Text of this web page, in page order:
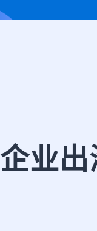
企业